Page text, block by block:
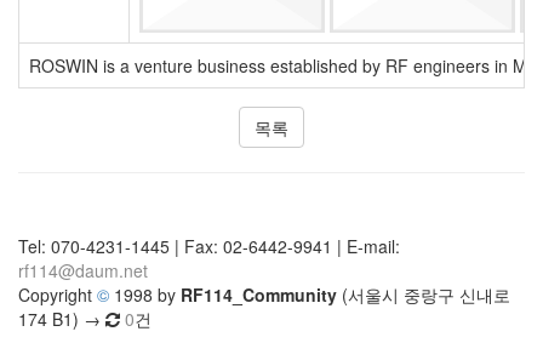
ROSWIN is a venture business established by RF engineers in
목록
Tel: 070-4231-1445 | Fax: 02-6442-9941 | E-mail:
rf114@daum.net
Copyright © 1998 by RF114_Community (서울시 중랑구 신내로
174 B1) →
0건